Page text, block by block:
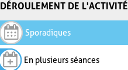
DÉROULEMENT DE L'ACTIVITÉ
Sporadiques
En plusieurs séances